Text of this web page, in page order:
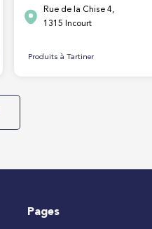
Rue de la Chise 4,
1315 Incourt
Produits à Tartiner
Pages